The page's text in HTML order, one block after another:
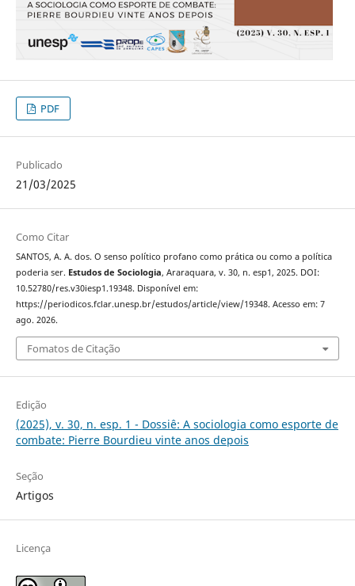
PDF
Publicado
21/03/2025
Como Citar
SANTOS, A. A. dos. O senso político profano como prática ou como a política
poderia ser. Estudos de Sociologia, Araraquara, v. 30, n. esp1, 2025. DOI:
10.52780/res.v30iesp1.19348. Disponível em:
https://periodicos.fclar.unesp.br/estudos/article/view/19348. Acesso em: 7
ago. 2026.
Fomatos de Citação
Edição
(2025), v. 30, n. esp. 1 - Dossiê: A sociologia como esporte de
combate: Pierre Bourdieu vinte anos depois
Seção
Artigos
Licença